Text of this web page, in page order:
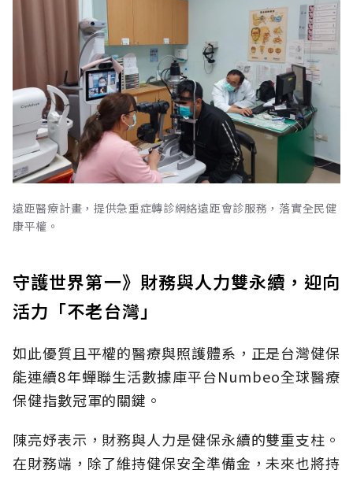
遠距醫療計畫，提供急重症轉診網絡遠距會診服務，落實全民健
康平權。
守護世界第一》財務與人力雙永續，迎向
活力「不老台灣」
如此優質且平權的醫療與照護體系，正是台灣健保
能連續8年蟬聯生活數據庫平台Numbeo全球醫療
保健指數冠軍的關鍵。
陳亮妤表示，財務與人力是健保永續的雙重支柱。
在財務端，除了維持健保安全準備金，未來也將持